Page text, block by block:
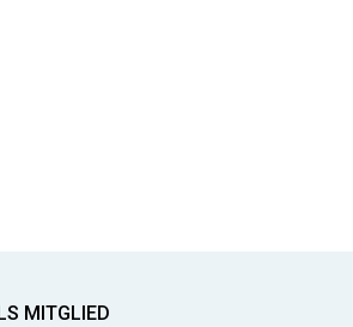
MITGLIED